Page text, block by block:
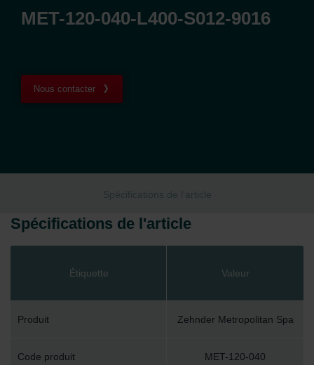
MET-120-040-L400-S012-9016
Nous contacter
Spécifications de l'article
Spécifications de l'article
Étiquette Valeur
Produit Zehnder Metropolitan Spa
Code produit MET-120-040